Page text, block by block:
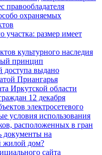
правообладателя
охраняемых
участка: размер имеет
культурного наследия
принцип
доступа выдано
Приангарья
Иркутской области
12 декабря
электросетевого
условия использования
расположенных в гран
документы на
жилой дом?
сайта